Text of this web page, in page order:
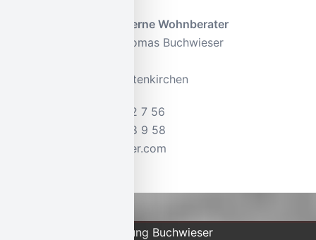
Meisterbetrieb | 5 Sterne Wohnberater
Raumausstattung Thomas Buchwieser
82467 Garmisch-Partenkirchen
+49 (0) 88 21 52 7 56
Fax: +49 (0) 88 21 78 9 58
info@buchwieser.com
© 2026 Raumausstattung Buchwieser